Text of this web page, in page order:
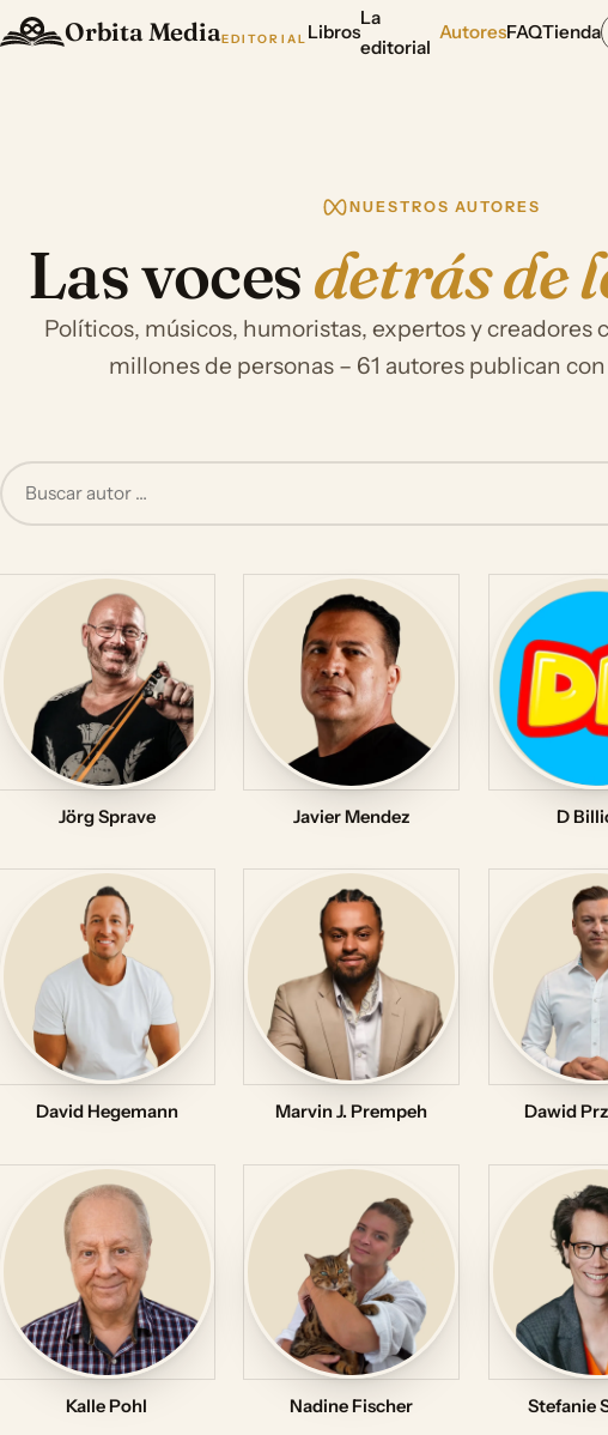
Orbita MediaEDITORIAL Libros
La
editorial
AutoresFAQTienda
NUESTROS AUTORES
Las vocesdetrás de
Políticos, músicos, humoristas, expertos y creadores
millones de personas – 61 autores publican
Jörg Sprave Javier Mendez D
David Hegemann Marvin J. Prempeh Dawid
Kalle Pohl Nadine Fischer Stefanie